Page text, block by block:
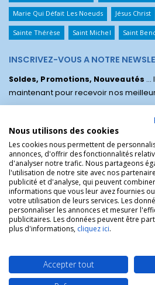
Marie Qui Défait Les Noeuds Jésus Christ
Sainte Thérèse Saint Michel Saint
INSCRIVEZ-VOUS A NOTRE
Soldes, Promotions, Nouveautés
maintenant pour recevoir nos
La Boutique des Chrétiens © | La boutique
référence !.
Nous utilisons des cookies
Les cookies nous permettent de
annonces, d'offrir des fonctionnalités
d'analyser notre trafic. Nous partageons
l'utilisation de notre site avec nos
publicité et d'analyse, qui peuvent
informations que vous leur avez fournies
votre utilisation de leurs services. Les
personnaliser les annonces et mesurer
publicitaires. Les données peuvent être
plus d'informations, cliquez ici.
Accepter tout